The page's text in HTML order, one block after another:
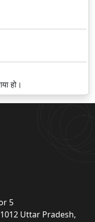
हो।
5
Uttar Pradesh,